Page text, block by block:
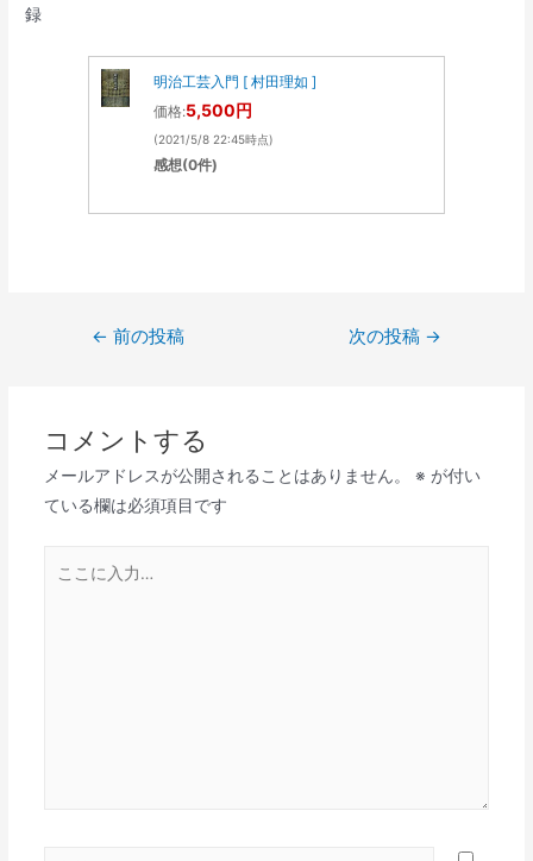
録
明治工芸入門 [ 村田理如 ]
価格:5,500円
(2021/5/8 22:45時点)
感想(0件)
ゲ
ー
シ
ン
← 前の投稿 次の投稿 →
コメントする
メールアドレスが公開されることはありません。 ※ が付い
ている欄は必須項目です